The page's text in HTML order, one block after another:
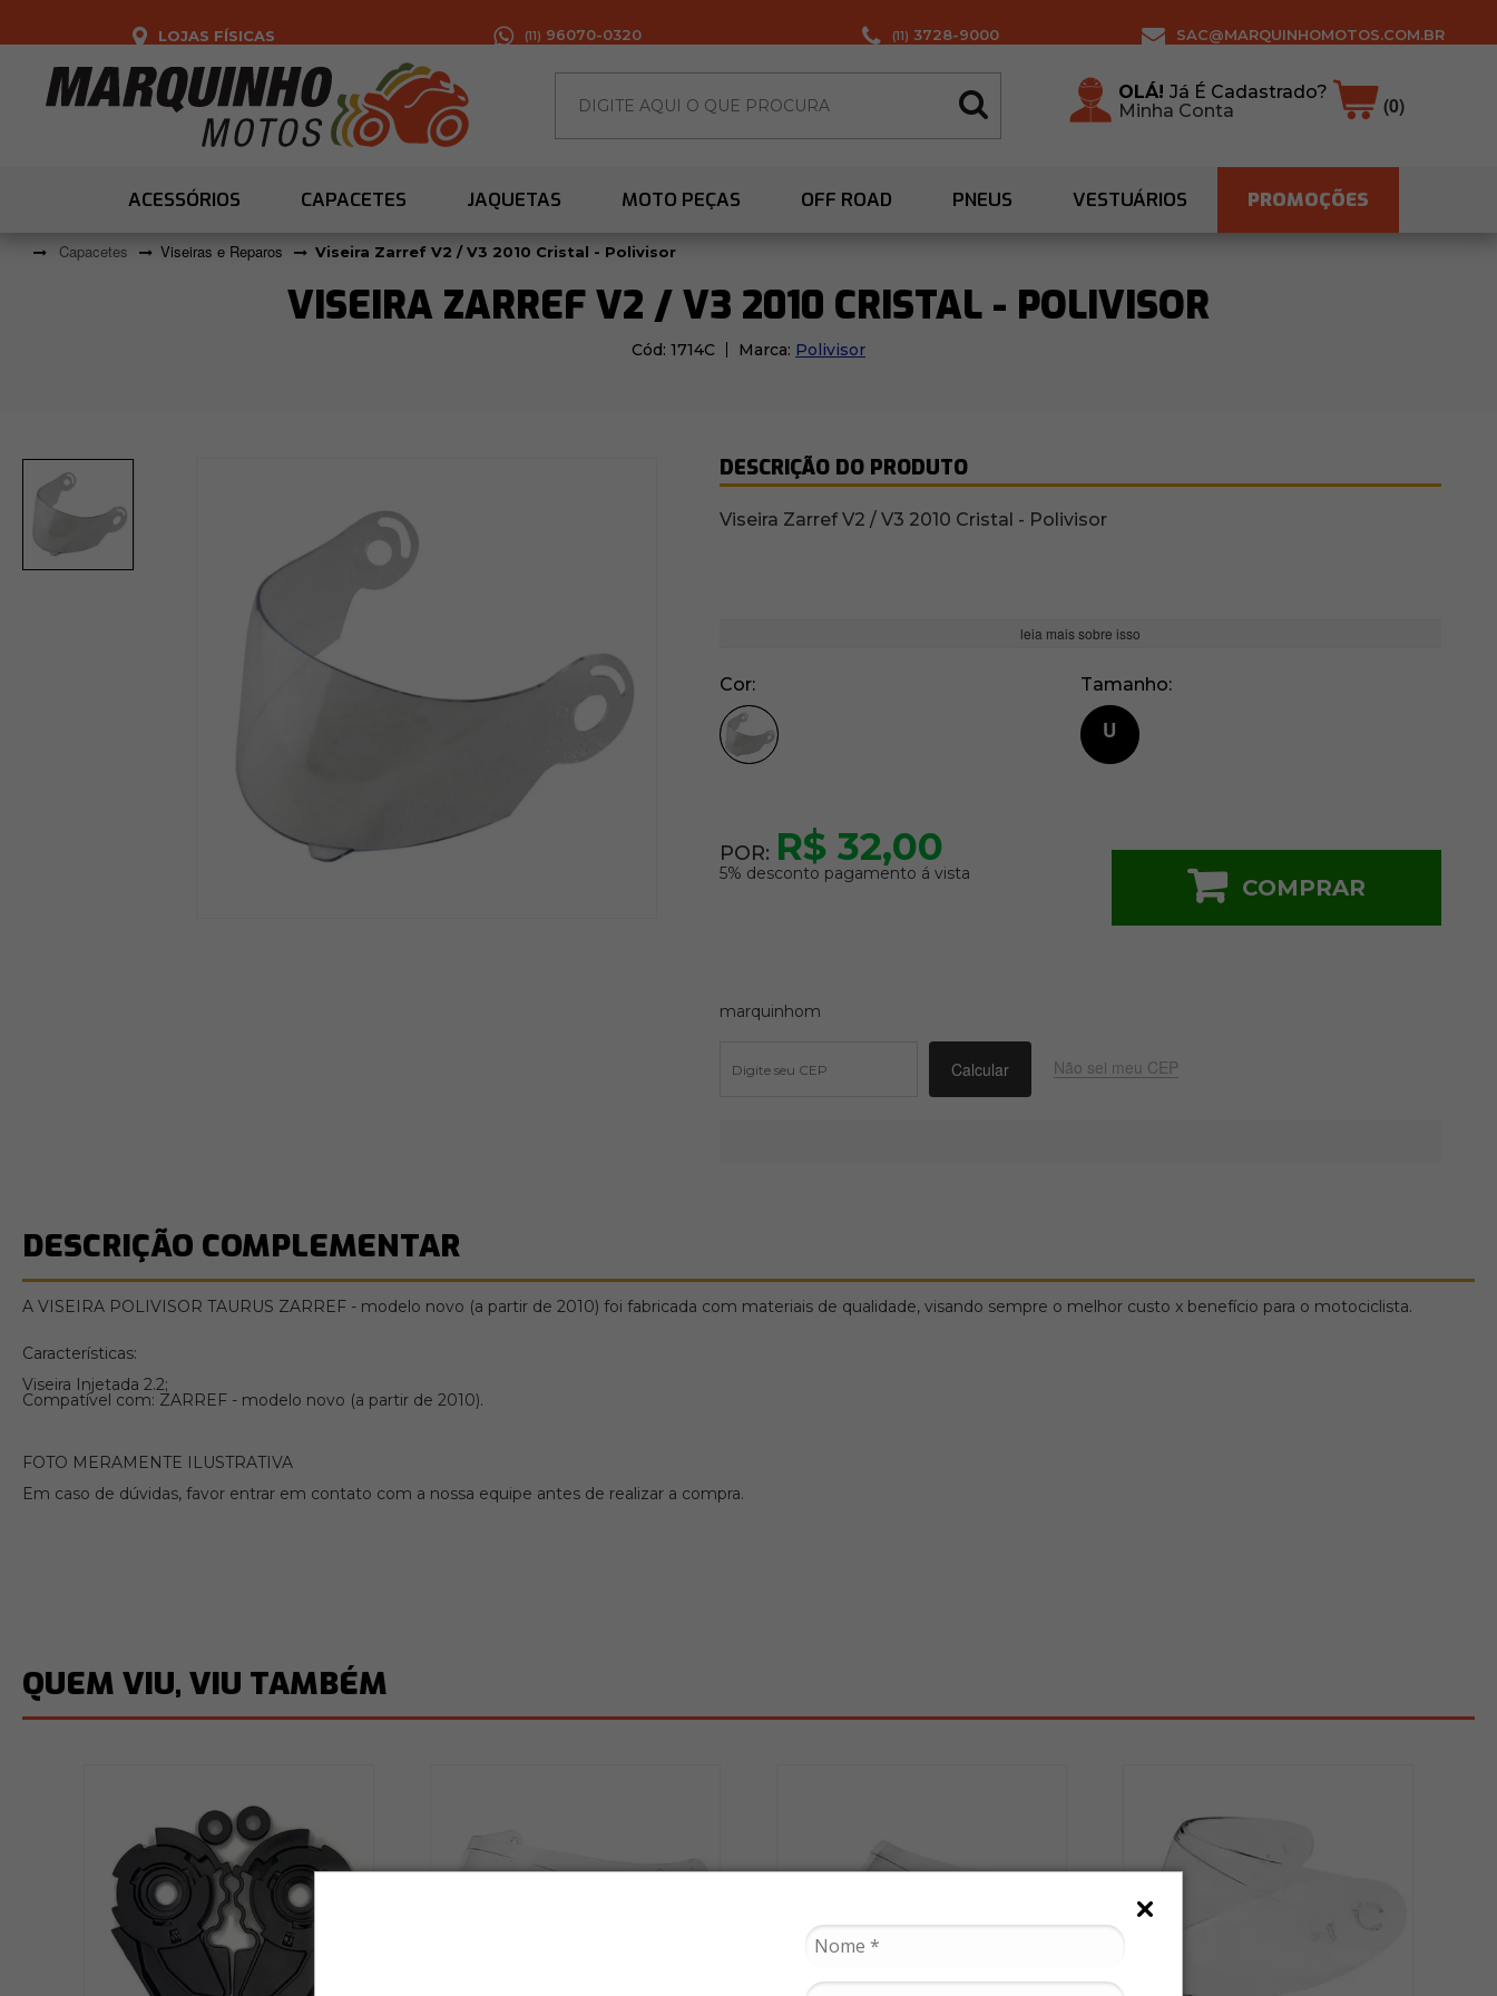
LOJAS FÍSICAS (11) 96070-0320 (11) 3728-9000 SAC@MARQUINHOMOTOS.COM.BR
OLÁ!Já É Cadastrado?
Minha Conta
(0)
ACESSÓRIOS CAPACETES JAQUETAS MOTO PEÇAS OFF ROAD PNEUS VESTUÁRIOS PROMOÇÕES
Capacetes Viseiras e Reparos Viseira Zarref V2 / V3 2010 Cristal - Polivisor
VISEIRA ZARREF V2 / V3 2010 CRISTAL - POLIVISOR
Cód: 1714C Marca: Polivisor
DESCRIÇÃO DO PRODUTO
Viseira Zarref V2 / V3 2010 Cristal - Polivisor
leia mais sobre isso
Cor Tamanho
U
POR: R$ 32,00
5% desconto pagamento á vista
COMPRAR
marquinhom
Não sei meu CEP
DESCRIÇÃO COMPLEMENTAR
A VISEIRA POLIVISOR TAURUS ZARREF - modelo novo (a partir de 2010) foi fabricada com materiais de qualidade, visando sempre o melhor custo x benefício para o motociclista.
Características:
Viseira Injetada 2.2;
Compatível com: ZARREF - modelo novo (a partir de 2010).
FOTO MERAMENTE ILUSTRATIVA
Em caso de dúvidas, favor entrar em contato com a nossa equipe antes de realizar a compra.
QUEM VIU, VIU TAMBÉM